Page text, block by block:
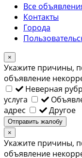
Все
Контакты
Города
×
Укажите причины,
объявление
Неверная
услуга
адрес
Другое
Отправить жалобу
×
Укажите причины,
объявление